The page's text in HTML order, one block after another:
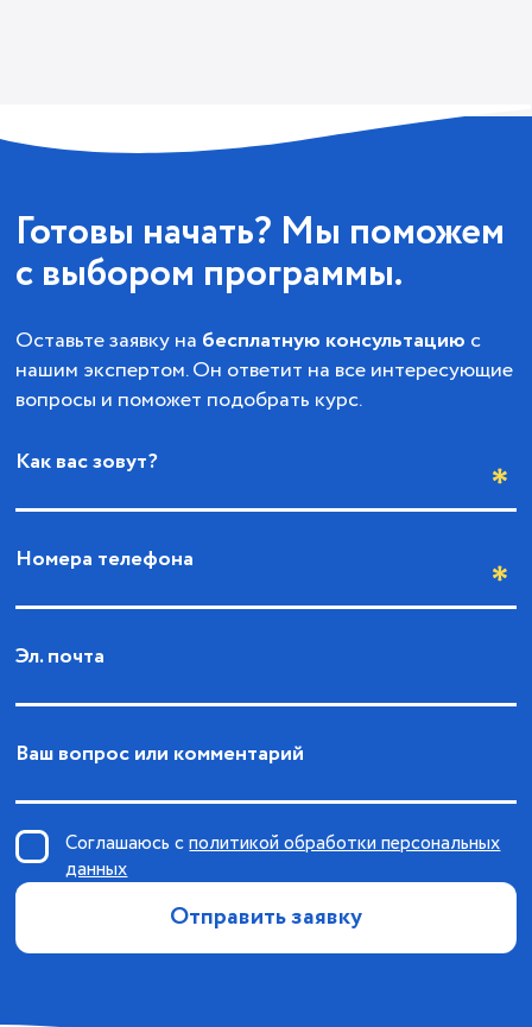
Готовы начать? Мы поможем
с выбором программы.
Оставьте заявку на бесплатную консультацию с
нашим экспертом. Он ответит на все интересующие
вопросы и поможет подобрать курс.
Как вас зовут?
Номера телефона
Эл. почта
Ваш вопрос или комментарий
Отправить заявку
Соглашаюсь сполитикой обработки персональных
данных